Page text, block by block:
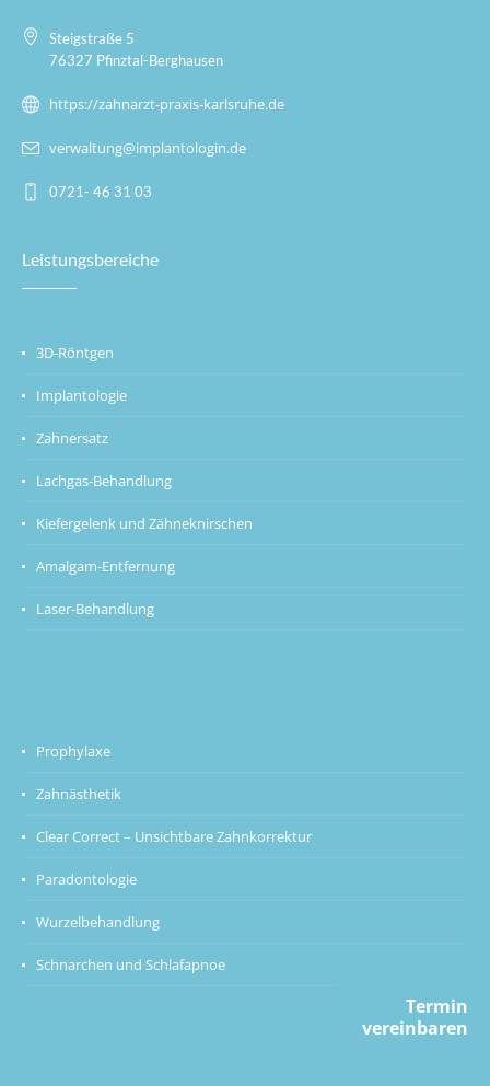
Steigstraße 5
76327 Pfinztal-Berghausen
https://zahnarzt-praxis-karlsruhe.de
verwaltung@implantologin.de
0721- 46 31 03
Leistungsbereiche
3D-Röntgen
Implantologie
Zahnersatz
Lachgas-Behandlung
Kiefergelenk und Zähneknirschen
Amalgam-Entfernung
Laser-Behandlung
Prophylaxe
Zahnästhetik
Clear Correct – Unsichtbare Zahnkorrektur
Paradontologie
Wurzelbehandlung
Schnarchen und Schlafapnoe
Termin
vereinbaren